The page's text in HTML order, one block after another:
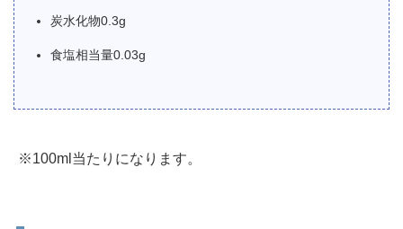
炭水化物0.3g
食塩相当量0.03g
※100ml当たりになります。